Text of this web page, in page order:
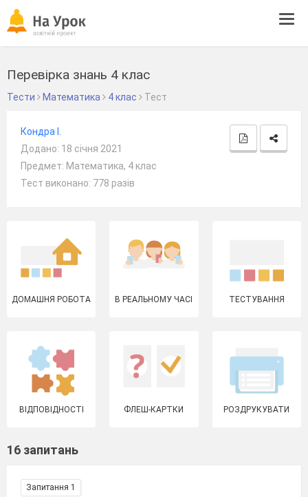
Перевірка знань 4 клас
Тести Математика 4 клас Тест
Кондра І.
Додано: 18 січня 2021
Предмет: Математика, 4 клас
Тест виконано: 778 разів
ДОМАШНЯ РОБОТА В РЕАЛЬНОМУ ЧАСІ ТЕСТУВАННЯ
ВІДПОВІДНОСТІ ФЛЕШ-КАРТКИ РОЗДРУКУВАТИ
16 запитань
Запитання 1